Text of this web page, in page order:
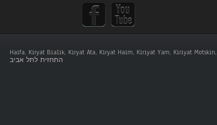
Haifa, Kiryat Bialik, Kiryat Ata, Kiryat Haim, Kiriyat Yam, Kiriyat
התחזית לתל אביב